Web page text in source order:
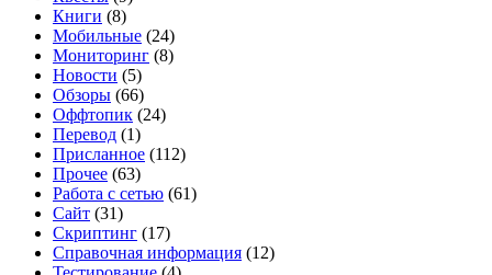
Книги (8)
Мобильные (24)
Мониторинг (8)
Новости (5)
Обзоры (66)
Оффтопик (24)
Перевод (1)
Присланное (112)
Прочее (63)
Работа с сетью (61)
Сайт (31)
Скриптинг (17)
Справочная информация (12)